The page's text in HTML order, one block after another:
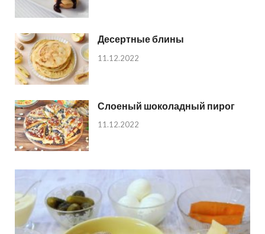
Десертные блины
11.12.2022
Слоеный шоколадный пирог
11.12.2022